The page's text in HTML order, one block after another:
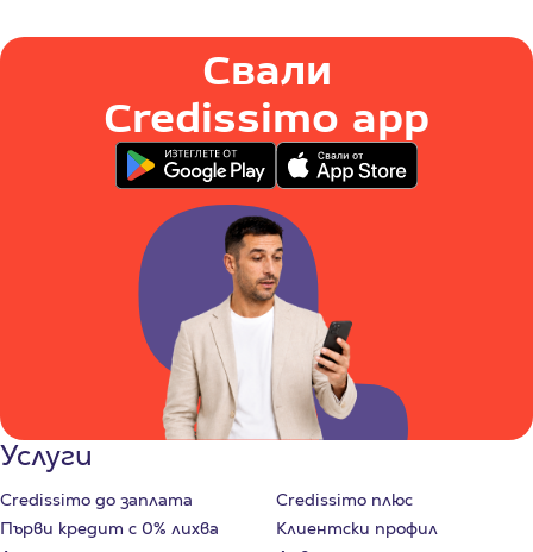
Свали
Credissimo app
Услуги
Credissimo до заплата
Credissimo плюс
Първи кредит с 0% лихва
Клиентски профил